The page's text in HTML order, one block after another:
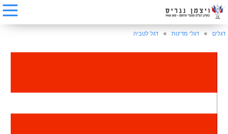
דגלים » דגלי מדינות » דגל לטביה